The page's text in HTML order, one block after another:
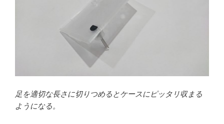
足を適切な長さに切りつめるとケースにピッタリ収まる
ようになる。